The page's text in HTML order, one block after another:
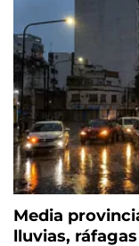
Media
lluvias,